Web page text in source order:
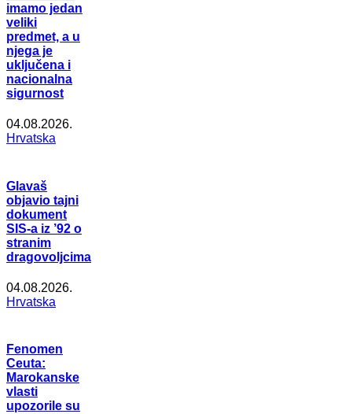
imamo jedan
veliki
predmet, a u
njega je
uključena i
nacionalna
sigurnost
04.08.2026.
Hrvatska
Glavaš
objavio tajni
dokument
SIS-a iz ’92 o
stranim
dragovoljcima
04.08.2026.
Hrvatska
Fenomen
Ceuta:
Marokanske
vlasti
upozorile su